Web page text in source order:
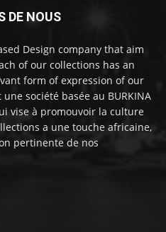
DE NOUS
Design company that aim
of our collections has an
form of expression of our
société basée au BURKINA
vise à promouvoir la culture
a une touche africaine,
pertinente de nos